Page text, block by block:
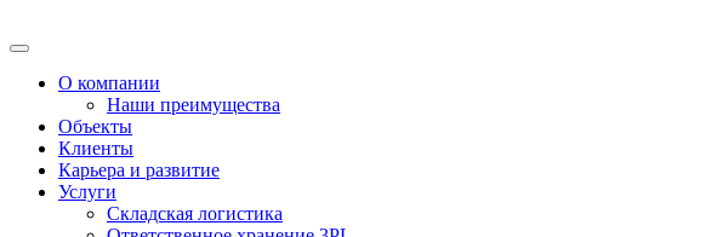
О компании
Наши преимущества
Объекты
Клиенты
Карьера и развитие
Услуги
Складская логистика